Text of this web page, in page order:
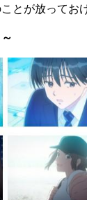
とが放ってお